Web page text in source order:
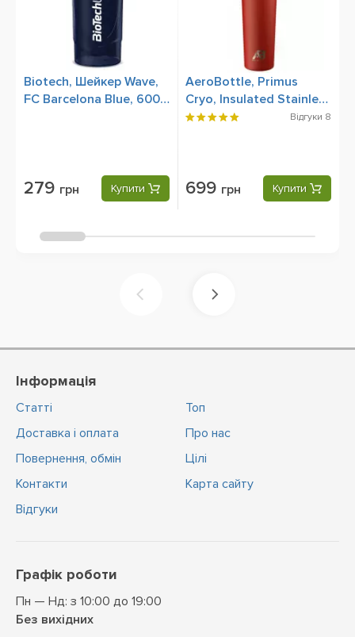
Biotech, Шейкер Wave,
FC Barcelona Blue, 600
279 грн Купити
AeroBottle, Primus
Cryo, Insulated Stainless
Steel, Wildfire,
Відгуки 8
699 грн Купити
Інформація
Статті
Доставка і оплата
Повернення, обмін
Контакти
Відгуки
Топ
Про нас
Цiлi
Карта сайту
Графік роботи
Пн — Нд: з 10:00 до 19:00
Без вихідних